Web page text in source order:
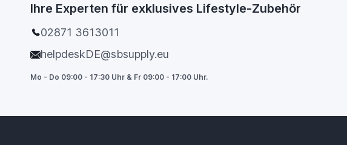
Ihre Experten für exklusives Lifestyle-Zubehör
02871 3613011
helpdeskDE@sbsupply.eu
Mo - Do 09:00 - 17:30 Uhr & Fr 09:00 - 17:00 Uhr.